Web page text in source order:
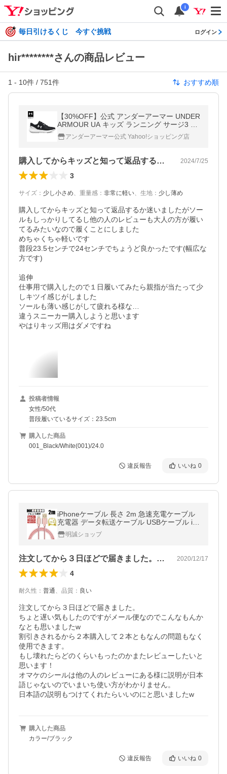
i
毎日引けるくじ 今すぐ挑戦 ログイン
hir********さんの商品レビュー
1 - 10件 / 751件 おすすめ順
【30%OFF】公式 アンダーアーマー UNDER
ARMOUR UA キッズ ランニング サージ3 30
24989アンダーアーマー公式 Yahoo!ショッピング店
購入してからキッズと知って返品するか迷… 2024/7/25
3
サイズ ： 少し小さめ、 重量感 ： 非常に軽い、 生地 ： 少し薄め
購入してからキッズと知って返品するか迷いましたがソー
ルもしっかりしてるし他の人のレビューも大人の方が履い
てるみたいなので履くことにしました
めちゃくちゃ軽いです
普段23.5センチで24センチでちょうど良かったです(幅広な
方です)
追伸
仕事用で購入したので１日履いてみたら親指が当たって少
しキツイ感じがしました
ソールも薄い感じがして疲れる様な…
違うスニーカー購入しようと思います
やはりキッズ用はダメですね
投稿者情報
女性/50代
普段履いているサイズ：23.5cm
購入した商品
001_Black/White(001)/24.0
違反報告 いいね 0
iPhoneケーブル 長さ 2m 急速充電ケーブル
充電器 データ転送ケーブル USBケーブル iP
ad用 iPhone17 Air 16 15Plus 14Pro 13 12mi
ni 11 XR X【PL保険済み安心】
明誠ショップ
注文してから３日ほどで届きました。ちょ… 2020/12/17
4
耐久性 ： 普通、 品質 ： 良い
注文してから３日ほどで届きました。
ちょと遅い気もしたのですがメール便なのでこんなもんか
なとも思いましたw
割引きされるから２本購入して２本ともなんの問題もなく
使用できます。
もし壊れたらどのくらいもったのかまたレビューしたいと
思います！
オマケのシールは他の人のレビューにある様に説明が日本
語じゃないのでいまいち使い方がわかりません。
日本語の説明もつけてくれたらいいのにと思いましたw
購入した商品
カラー/ブラック
違反報告 いいね 0